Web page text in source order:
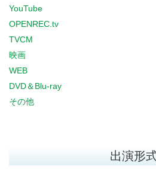
YouTube
OPENREC.tv
TVCM
映画
WEB
DVD＆Blu-ray
その他
出演形